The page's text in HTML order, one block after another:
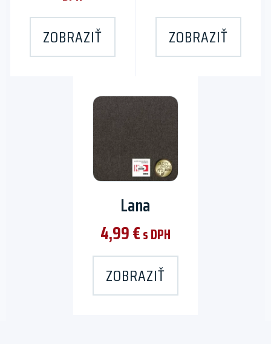
ZOBRAZIŤ ZOBRAZIŤ
Lana
4,99€s DPH
ZOBRAZIŤ